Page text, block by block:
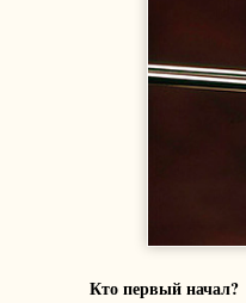
Кто первый начал?